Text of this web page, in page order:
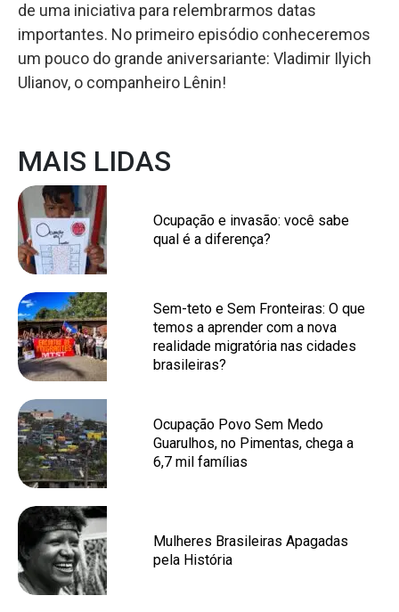
de uma iniciativa para relembrarmos datas
importantes. No primeiro episódio conheceremos
um pouco do grande aniversariante: Vladimir Ilyich
Ulianov, o companheiro Lênin!
MAIS LIDAS
Ocupação e invasão: você sabe
qual é a diferença?
Sem-teto e Sem Fronteiras: O que
temos a aprender com a nova
realidade migratória nas cidades
brasileiras?
Ocupação Povo Sem Medo
Guarulhos, no Pimentas, chega a
6,7 mil famílias
Mulheres Brasileiras Apagadas
pela História